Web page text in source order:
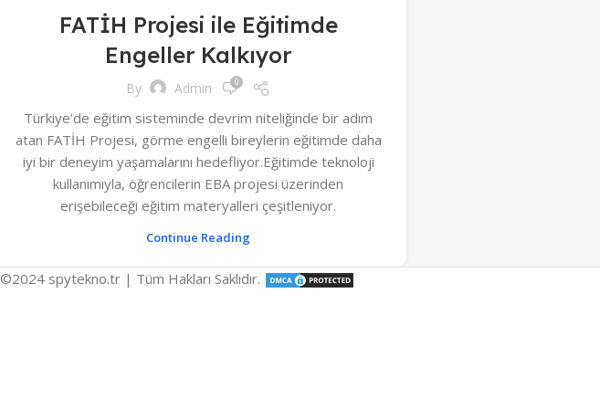
FATİH Projesi ile Eğitimde
Engeller Kalkıyor
By Admin 0
Türkiye’de eğitim sisteminde devrim niteliğinde bir adım
atan FATİH Projesi, görme engelli bireylerin eğitimde daha
iyi bir deneyim yaşamalarını hedefliyor.Eğitimde teknoloji
kullanımıyla, öğrencilerin EBA projesi üzerinden
erişebileceği eğitim materyalleri çeşitleniyor.
Continue Reading
©2024 spytekno.tr | Tüm Hakları Saklıdır.